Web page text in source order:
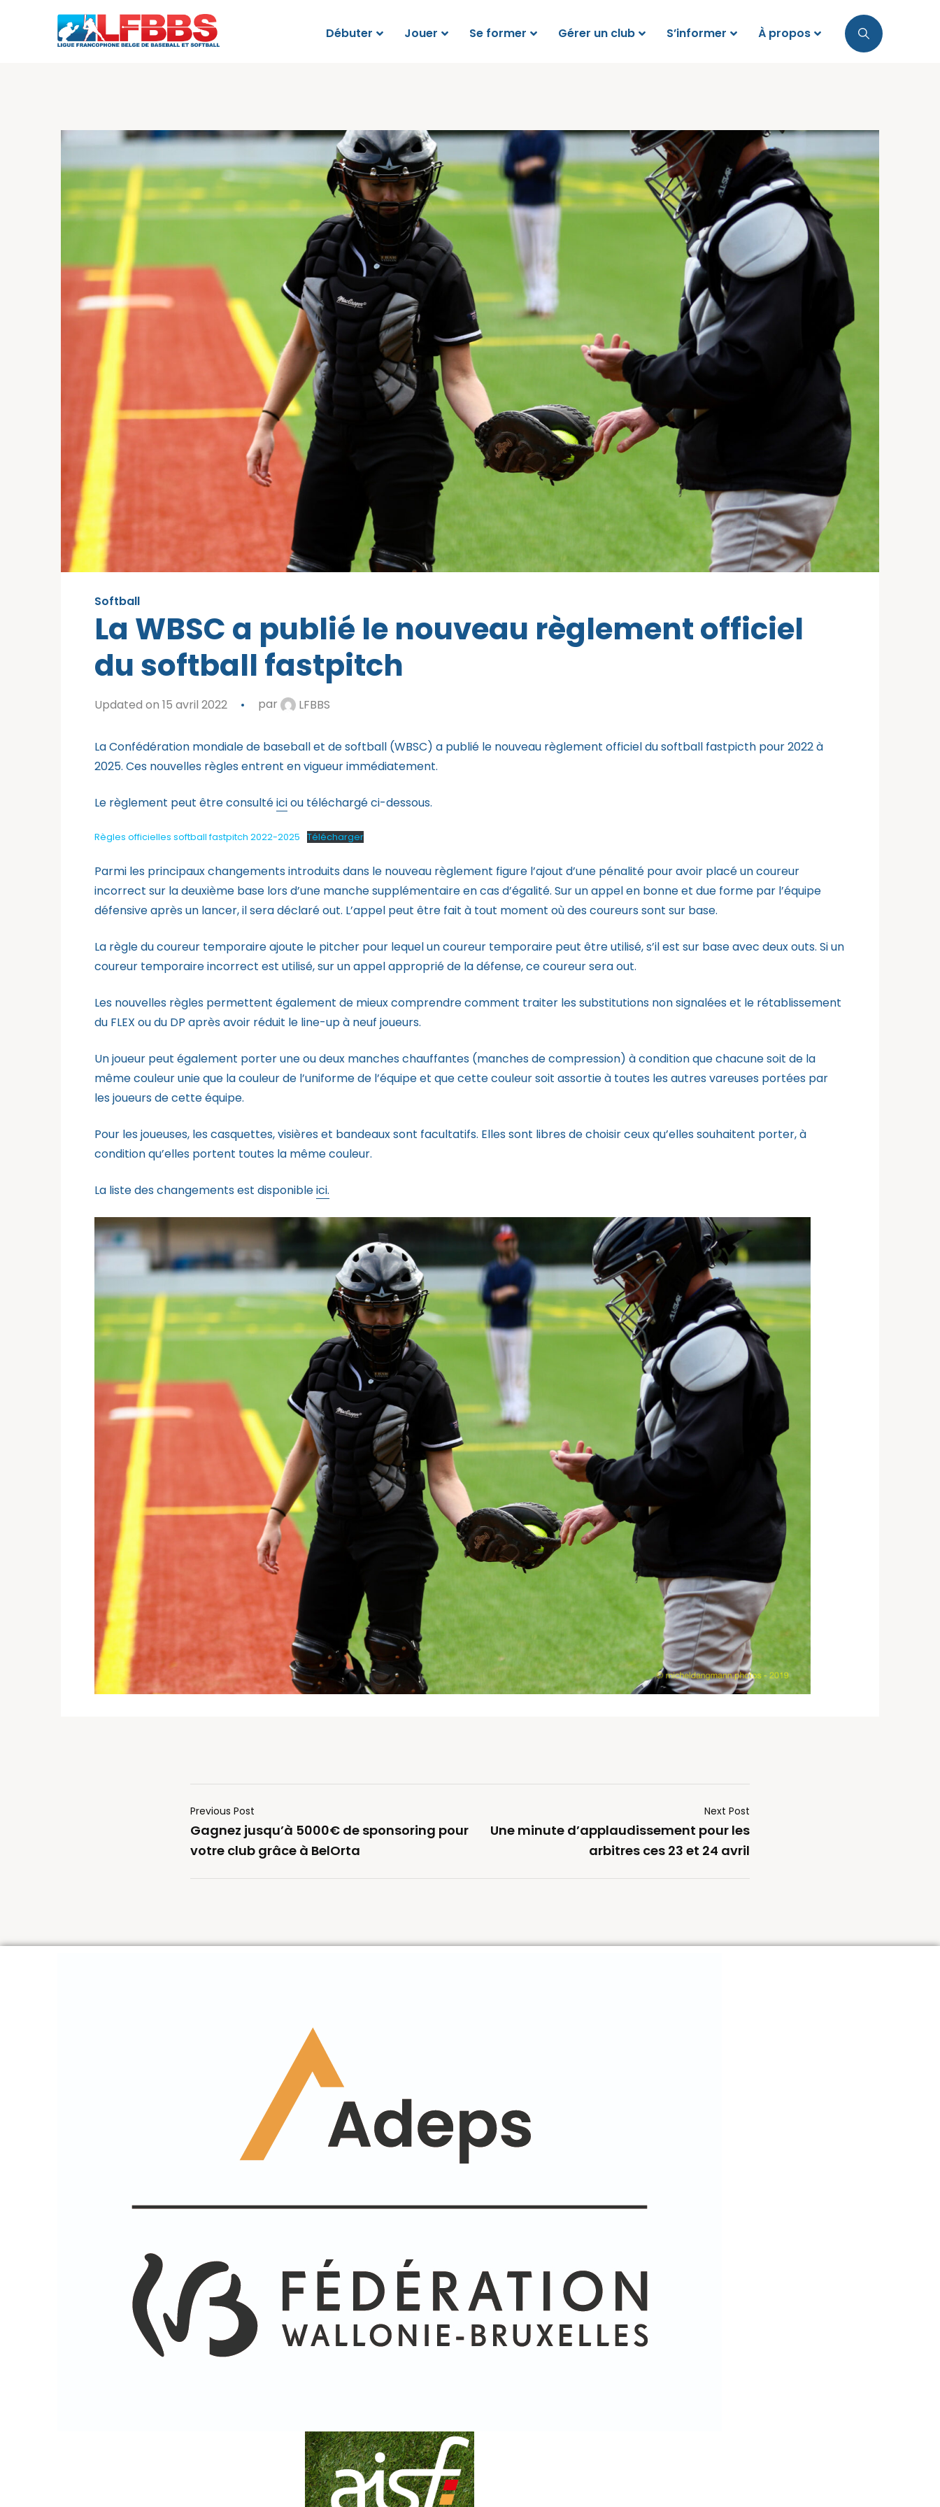
Débuter Jouer Se former Gérer un club S’informer À propos
Softball
La WBSC a publié le nouveau règlement officiel
du softball fastpitch
Updated on 15 avril 2022 par LFBBS
La Confédération mondiale de baseball et de softball (WBSC) a publié le nouveau règlement officiel du softball fastpicth pour 2022 à
2025. Ces nouvelles règles entrent en vigueur immédiatement.
Le règlement peut être consultéiciou téléchargé ci-dessous.
Règles officielles softball fastpitch 2022-2025 Télécharger
Parmi les principaux changements introduits dans le nouveau règlement figure l’ajout d’une pénalité pour avoir placé un coureur
incorrect sur la deuxième base lors d’une manche supplémentaire en cas d’égalité. Sur un appel en bonne et due forme par l’équipe
défensive après un lancer, il sera déclaré out. L’appel peut être fait à tout moment où des coureurs sont sur base.
La règle du coureur temporaire ajoute le pitcher pour lequel un coureur temporaire peut être utilisé, s’il est sur base avec deux outs. Si un
coureur temporaire incorrect est utilisé, sur un appel approprié de la défense, ce coureur sera out.
Les nouvelles règles permettent également de mieux comprendre comment traiter les substitutions non signalées et le rétablissement
du FLEX ou du DP après avoir réduit le line-up à neuf joueurs.
Un joueur peut également porter une ou deux manches chauffantes (manches de compression) à condition que chacune soit de la
même couleur unie que la couleur de l’uniforme de l’équipe et que cette couleur soit assortie à toutes les autres vareuses portées par
les joueurs de cette équipe.
Pour les joueuses, les casquettes, visières et bandeaux sont facultatifs. Elles sont libres de choisir ceux qu’elles souhaitent porter, à
condition qu’elles portent toutes la même couleur.
La liste des changements est disponibleici.
Previous Post
Gagnez jusqu’à 5000€ de sponsoring pour
votre club grâce à BelOrta
Next Post
Une minute d’applaudissement pour les
arbitres ces 23 et 24 avril